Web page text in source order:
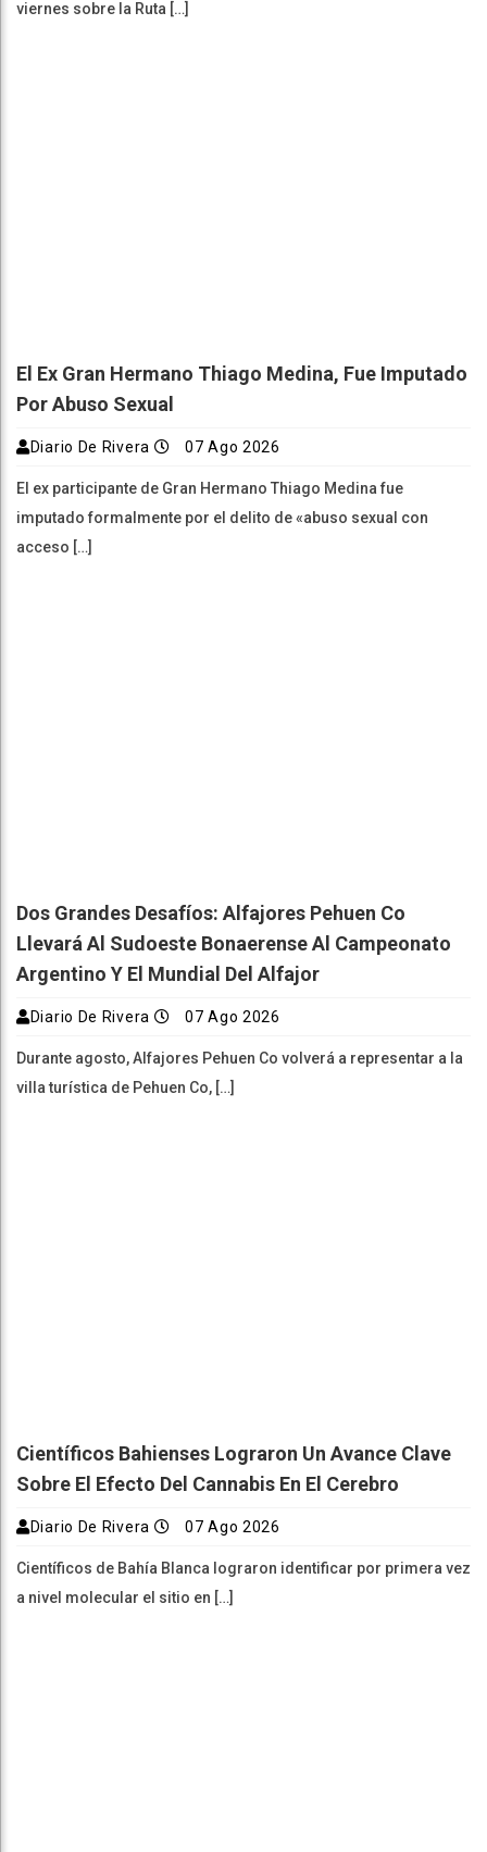
viernes sobre la Ruta […]
El Ex Gran Hermano Thiago Medina, Fue Imputado
Por Abuso Sexual
Diario De Rivera 07 Ago 2026
El ex participante de Gran Hermano Thiago Medina fue
imputado formalmente por el delito de «abuso sexual con
acceso […]
Dos Grandes Desafíos: Alfajores Pehuen Co
Llevará Al Sudoeste Bonaerense Al Campeonato
Argentino Y El Mundial Del Alfajor
Diario De Rivera 07 Ago 2026
Durante agosto, Alfajores Pehuen Co volverá a representar a la
villa turística de Pehuen Co, […]
Científicos Bahienses Lograron Un Avance Clave
Sobre El Efecto Del Cannabis En El Cerebro
Diario De Rivera 07 Ago 2026
Científicos de Bahía Blanca lograron identificar por primera vez
a nivel molecular el sitio en […]